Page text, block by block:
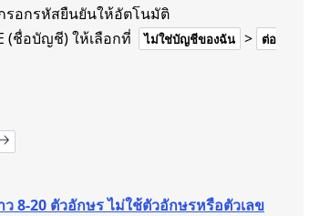
รอกรหัสยืนยันให้อัตโนมัติ
(ชื่อบัญชี) ให้เลือกที่
ไม่ใช่บัญชีของฉัน >
ต่อ
8-20 ตัวอักษร ไม่ใช้ตัวอักษรหรือตัวเลข